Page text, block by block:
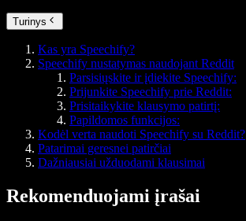
Turinys
Kas yra Speechify?
Speechify nustatymas naudojant Reddit
Parsisiųskite ir įdiekite Speechify:
Prijunkite Speechify prie Reddit:
Prisitaikykite klausymo patirtį:
Papildomos funkcijos:
Kodėl verta naudoti Speechify su Reddit?
Patarimai geresnei patirčiai
Dažniausiai užduodami klausimai
Rekomenduojami įrašai